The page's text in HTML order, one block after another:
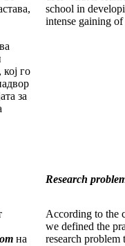
го
за
school in
intense gaining
Research
на
According to the
we defined the
research problem